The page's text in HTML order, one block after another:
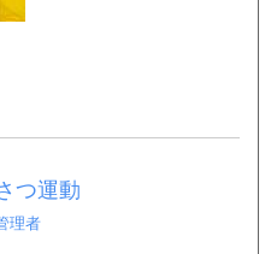
つ運動
理者